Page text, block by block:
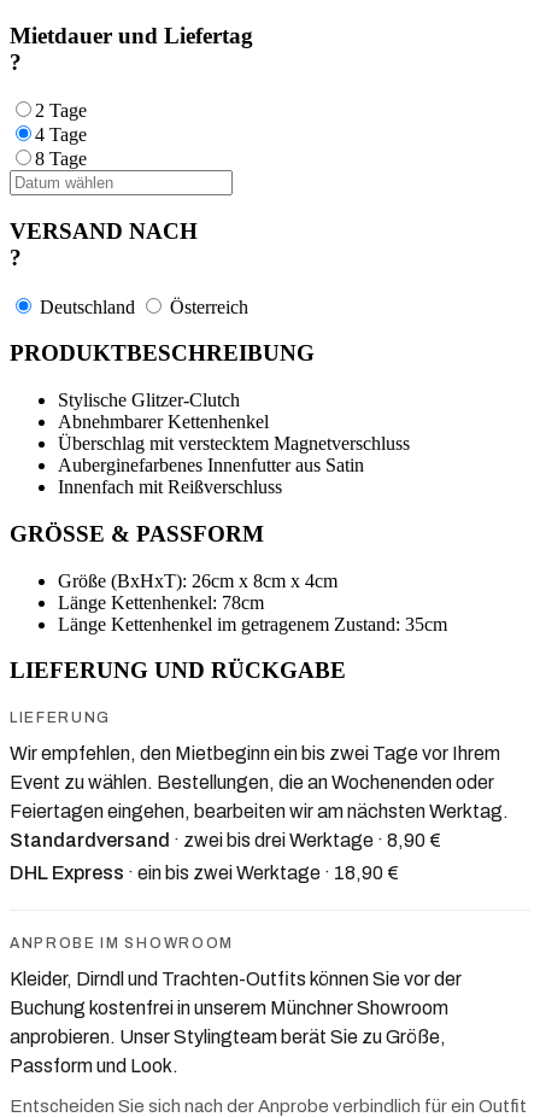
Mietdauer und Liefertag
?
2 Tage
4 Tage
8 Tage
VERSAND NACH
?
Deutschland Österreich
PRODUKTBESCHREIBUNG
Stylische Glitzer-Clutch
Abnehmbarer Kettenhenkel
Überschlag mit verstecktem Magnetverschluss
Auberginefarbenes Innenfutter aus Satin
Innenfach mit Reißverschluss
GRÖSSE & PASSFORM
Größe (BxHxT): 26cm x 8cm x 4cm
Länge Kettenhenkel: 78cm
Länge Kettenhenkel im getragenem Zustand: 35cm
LIEFERUNG UND RÜCKGABE
LIEFERUNG
Wir empfehlen, den Mietbeginn ein bis zwei Tage vor Ihrem
Event zu wählen. Bestellungen, die an Wochenenden oder
Feiertagen eingehen, bearbeiten wir am nächsten Werktag.
Standardversand · zwei bis drei Werktage · 8,90 €
DHL Express · ein bis zwei Werktage · 18,90 €
ANPROBE IM SHOWROOM
Kleider, Dirndl und Trachten-Outfits können Sie vor der
Buchung kostenfrei in unserem Münchner Showroom
anprobieren. Unser Stylingteam berät Sie zu Größe,
Passform und Look.
Entscheiden Sie sich nach der Anprobe verbindlich für ein Outfit